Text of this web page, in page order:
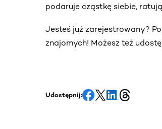
podaruje cząstkę siebie,
Jesteś już zarejestrowany?
znajomych! Możesz też
Udostępnij: